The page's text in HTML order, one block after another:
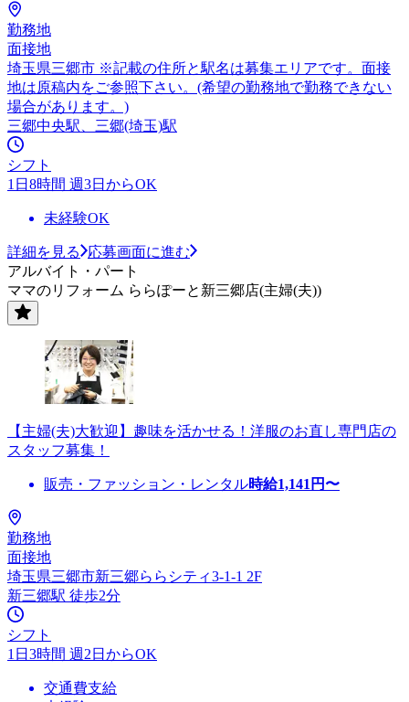
勤務地
面接地
埼玉県三郷市 ※記載の住所と駅名は募集エリアです。面接
地は原稿内をご参照下さい。(希望の勤務地で勤務できない
場合があります。)
三郷中央駅、三郷(埼玉)駅
シフト
1日8時間 週3日からOK
未経験OK
詳細を見る
応募画面に進む
アルバイト・パート
ママのリフォーム ららぽーと新三郷店(主婦(夫))
【主婦(夫)大歓迎】趣味を活かせる！洋服のお直し専門店の
スタッフ募集！
販売・ファッション・レンタル時給1,141 円〜
勤務地
面接地
埼玉県三郷市新三郷ららシティ3-1-1 2F
新三郷駅 徒歩2分
シフト
1日3時間 週2日からOK
交通費支給